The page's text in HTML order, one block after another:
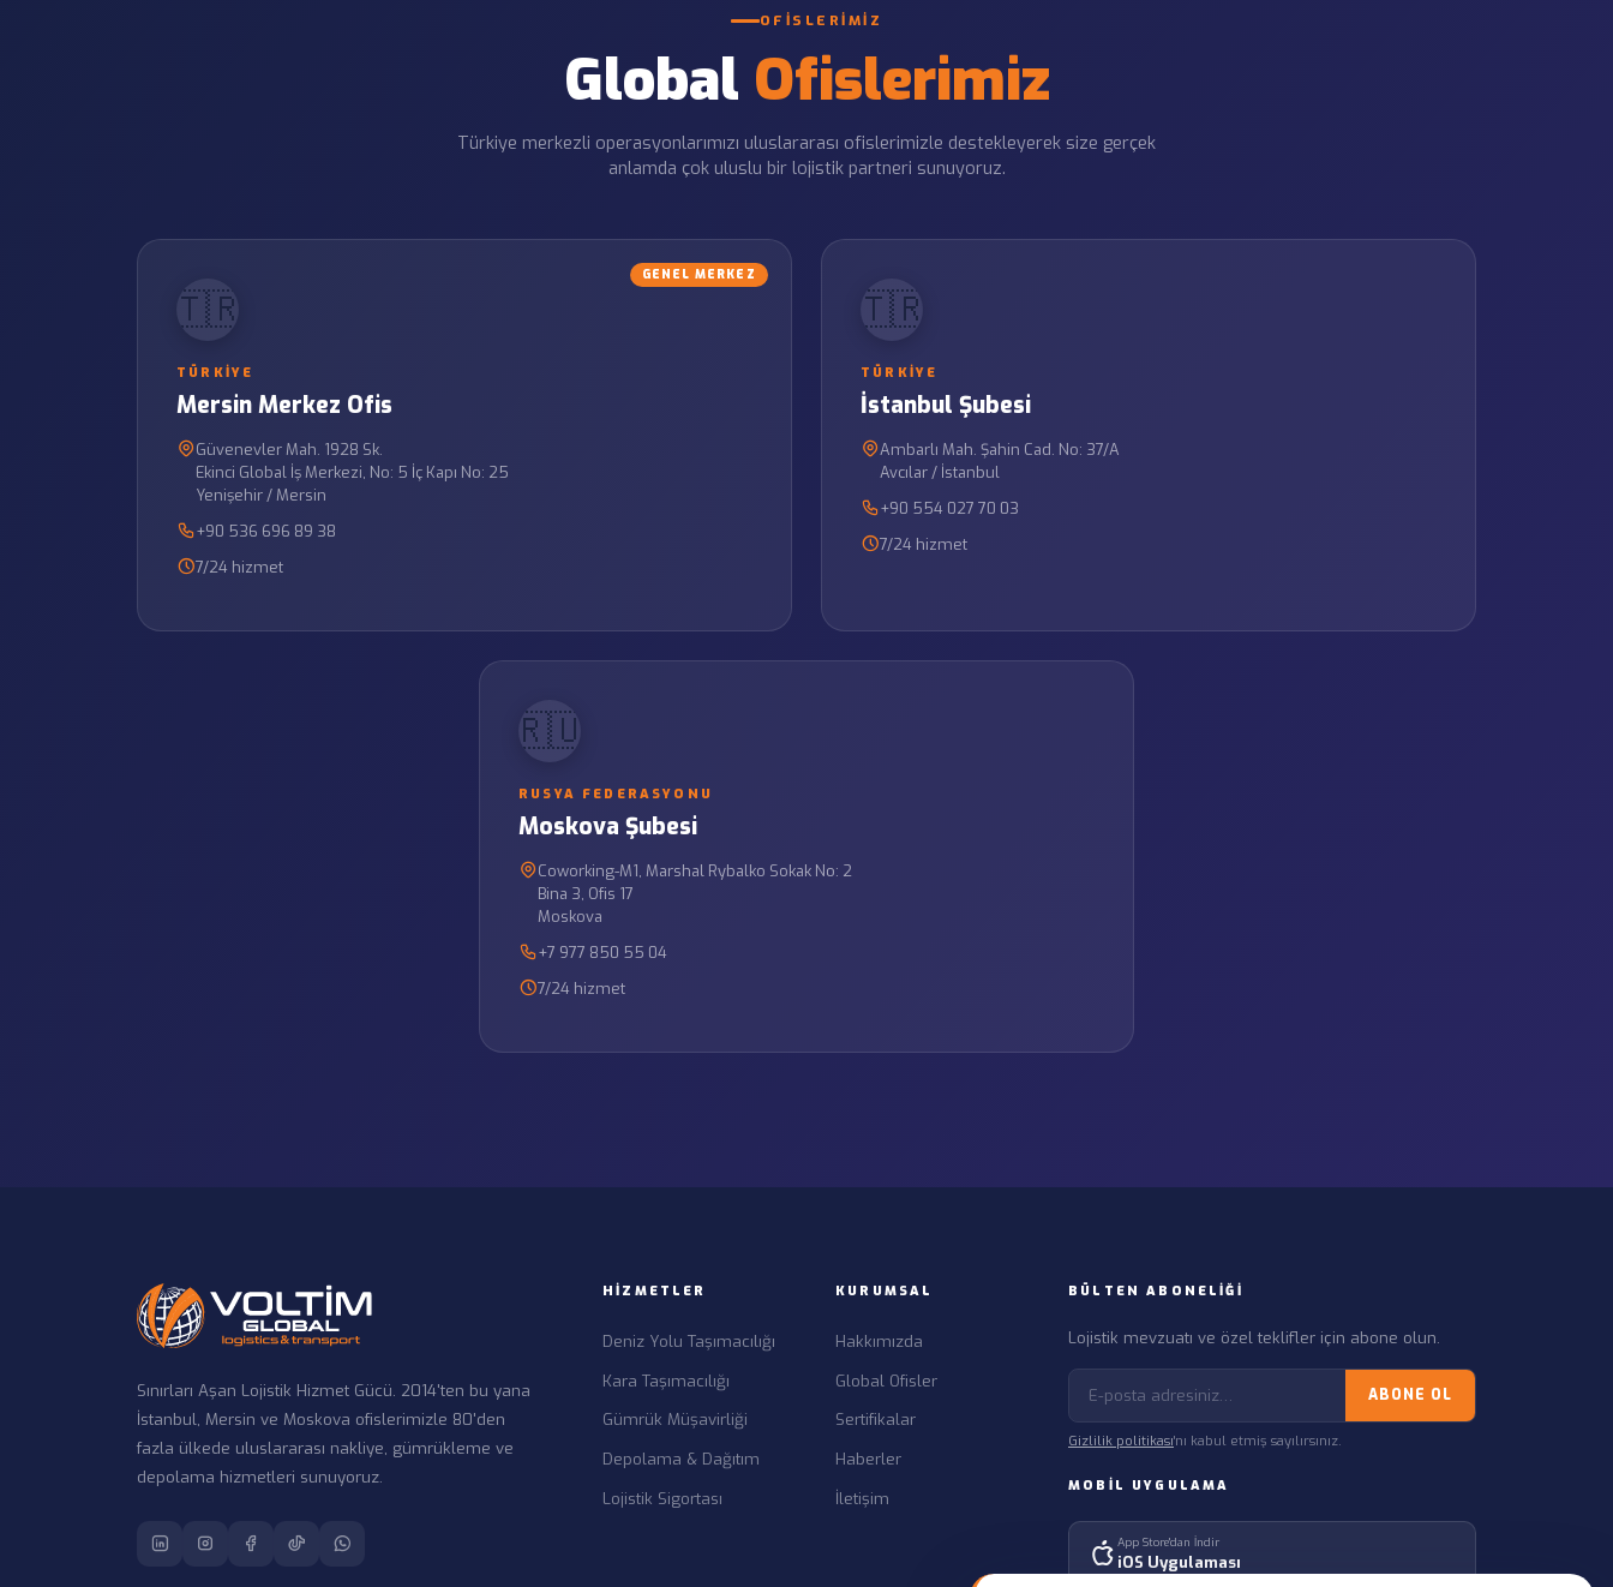
OFISLERIMIZ
Global Ofislerimiz
Türkiye merkezli operasyonlarımızı uluslararası ofislerimizle destekleyerek size gerçek
anlamda çok uluslu bir lojistik partneri sunuyoruz.
GENEL MERKEZ
🇹🇷
TÜRKIYE
Mersin Merkez Ofis
Güvenevler Mah. 1928 Sk.
Ekinci Global İş Merkezi, No: 5 İç Kapı No: 25
Yenişehir / Mersin
+90 536 696 89 38
7/24 hizmet
🇹🇷
TÜRKIYE
İstanbul Şubesi
Ambarlı Mah. Şahin Cad. No: 37/A
Avcılar / İstanbul
+90 554 027 70 03
7/24 hizmet
🇷🇺
RUSYA FEDERASYONU
Moskova Şubesi
Coworking-M1, Marshal Rybalko Sokak No: 2
Bina 3, Ofis 17
Moskova
+7 977 850 55 04
7/24 hizmet
Sınırları Aşan Lojistik Hizmet Gücü. 2014'ten bu yana
İstanbul, Mersin ve Moskova ofislerimizle 80'den
fazla ülkede uluslararası nakliye, gümrükleme ve
depolama hizmetleri sunuyoruz.
HIZMETLER
Deniz Yolu Taşımacılığı
Kara Taşımacılığı
Gümrük Müşavirliği
Depolama & Dağıtım
Lojistik Sigortası
KURUMSAL
Hakkımızda
Global Ofisler
Sertifikalar
Haberler
İletişim
BÜLTEN ABONELIĞI
Lojistik mevzuatı ve özel teklifler için abone olun.
ABONE OL
Gizlilik politikası'nı kabul etmiş sayılırsınız.
MOBIL UYGULAMA
App Store'dan İndir
iOS Uygulaması